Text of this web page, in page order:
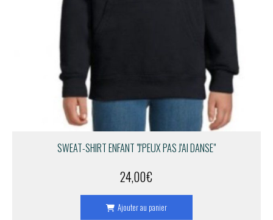
SWEAT-SHIRT ENFANT "J'PEUX PAS J'AI DANSE"
24,00€
Ajouter au panier